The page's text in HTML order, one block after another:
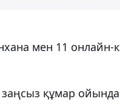
мен 11 онлайн-
құмар